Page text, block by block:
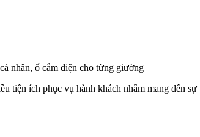
nhân, ổ cắm điện cho từng giường
tiện ích phục vụ hành khách nhằm mang đến